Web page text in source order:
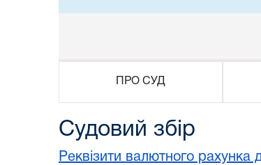
ПРО СУД
Судовий збір
Реквізити валютного рахунка